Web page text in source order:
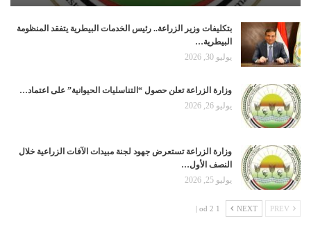
بتكليفات وزير الزراعة.. رئيس الخدمات البيطرية يتفقد المنظومة
البيطرية…
يوليو 30, 2026
وزارة الزراعة تعلن حصول “التناسليات الحيوانية” على اعتماد…
يوليو 26, 2026
وزارة الزراعة تستعرض جهود لجنة مبيدات الآفات الزراعية خلال
النصف الأول…
يوليو 25, 2026
NEXT
1 od 2 |